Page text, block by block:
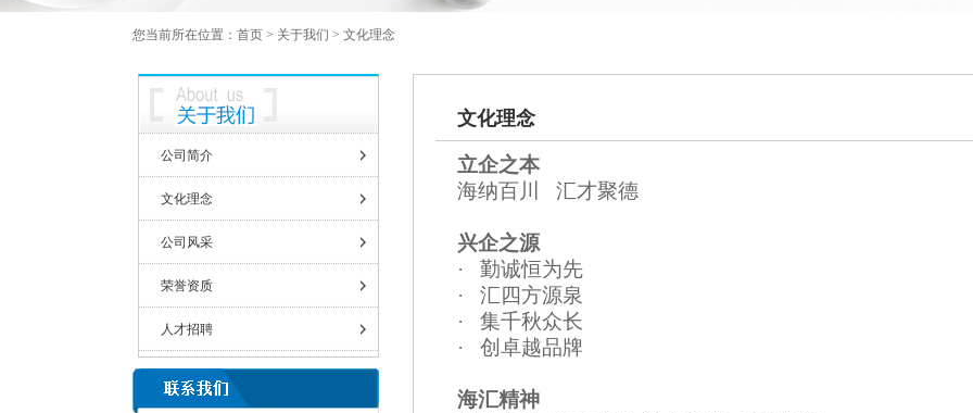
您当前所在位置： 首页 > 关于我们 > 文化理念
公司简介
文化理念
公司风采
荣誉资质
人才招聘
文化理念
立企之本
海纳百川 汇才聚德
兴企之源
· 勤诚恒为先
· 汇四方源泉
· 集千秋众长
· 创卓越品牌
海汇精神